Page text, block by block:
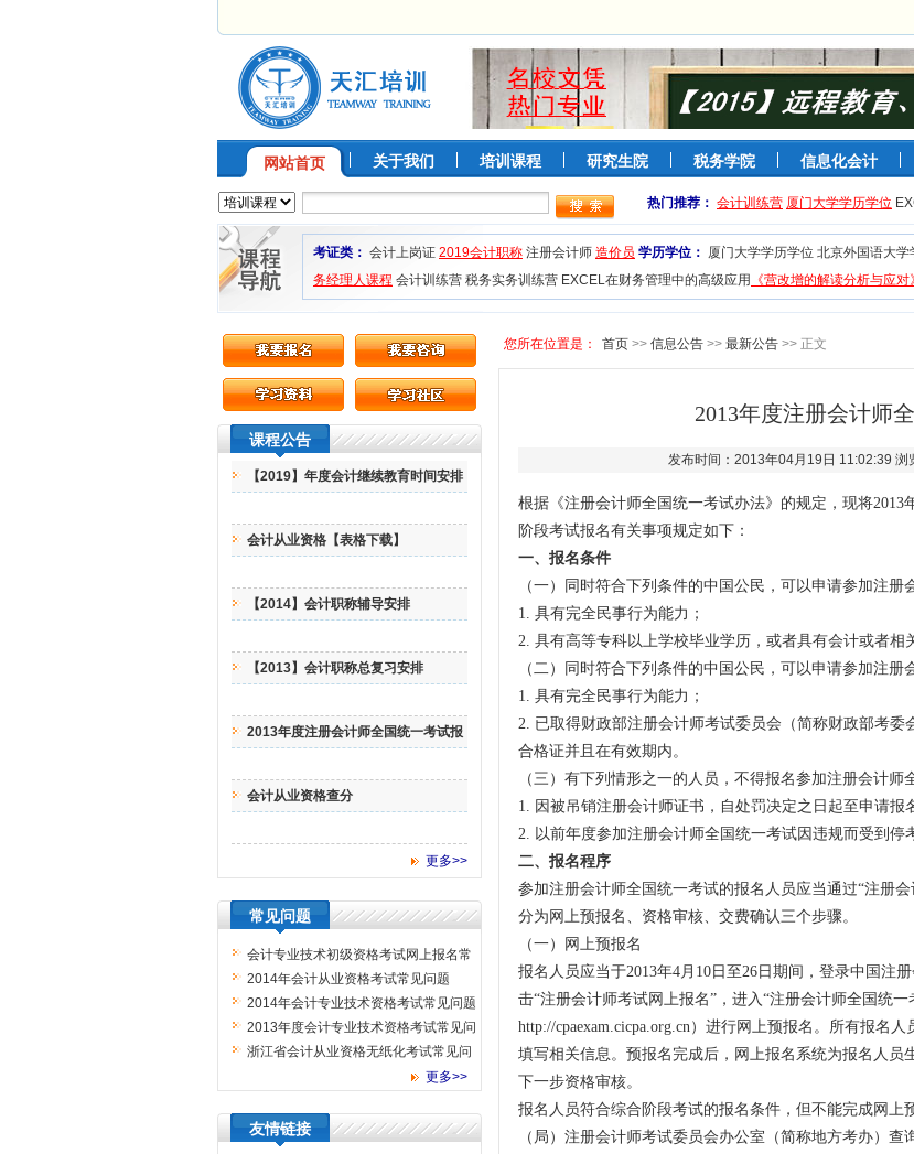
网站首页 关于我们 培训课程 研究生院 税务学院 信息化会计
热门推荐： 会计训练营 厦门大学学历学位
考证类： 会计上岗证 2019会计职称 注册会计师 造价员 学历学位： 厦门大学学历学位 北京外国语大学
务经理人课程 会计训练营 税务实务训练营 EXCEL在财务管理中的高级应用 《营改增的解读分析与应对
课程公告
【2019】年度会计继续教育时间安排
会计从业资格【表格下载】
【2014】会计职称辅导安排
【2013】会计职称总复习安排
2013年度注册会计师全国统一考试报
会计从业资格查分
更多>>
常见问题
会计专业技术初级资格考试网上报名常
见问题解答
2014年会计从业资格考试常见问题
2014年会计专业技术资格考试常见问题
2013年度会计专业技术资格考试常见问
题解答
浙江省会计从业资格无纸化考试常见问
更多>>
友情链接
您所在位置是： 首页 >> 信息公告 >> 最新公告 >> 正文
2013年度注册会计师
发布时间：2013年04月19日 11:02:39 浏
根据《注册会计师全国统一考试办法》的规定，现将
阶段考试报名有关事项规定如下：
一、报名条件
（一）同时符合下列条件的中国公民，可以申请参加注册
1. 具有完全民事行为能力；
2. 具有高等专科以上学校毕业学历，或者具有会计或者相
（二）同时符合下列条件的中国公民，可以申请参加注册
1. 具有完全民事行为能力；
2. 已取得财政部注册会计师考试委员会（简称财政部考
合格证并且在有效期内。
（三）有下列情形之一的人员，不得报名参加注册会计师
1. 因被吊销注册会计师证书，自处罚决定之日起至申请报
2. 以前年度参加注册会计师全国统一考试因违规而受到停
二、报名程序
参加注册会计师全国统一考试的报名人员应当通过“注册
分为网上预报名、资格审核、交费确认三个步骤。
（一）网上预报名
报名人员应当于2013年4月10日至26日期间，登录中国注
击“注册会计师考试网上报名”，进入“注册会计师全国统
http://cpaexam.cicpa.org.cn）进行网上预报名。所有报名
填写相关信息。预报名完成后，网上报名系统为报名人
下一步资格审核。
报名人员符合综合阶段考试的报名条件，但不能完成网
（局）注册会计师考试委员会办公室（简称地方考办）